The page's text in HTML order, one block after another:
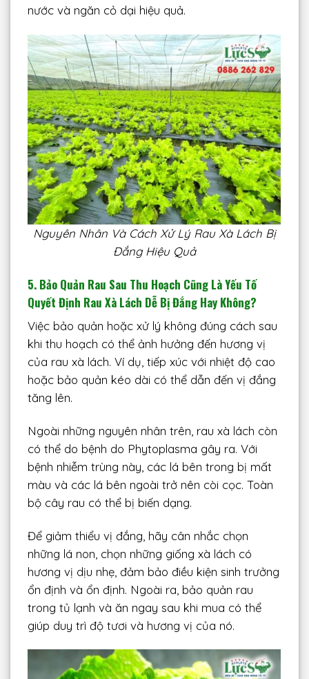
nước và ngăn cỏ dại hiệu quả.
Nguyên Nhân Và Cách Xử Lý Rau Xà Lách Bị
Đắng Hiệu Quả
5. Bảo Quản Rau Sau Thu Hoạch Cũng Là Yếu Tố
Quyết Định Rau Xà Lách Dễ Bị Đắng Hay Không?
Việc bảo quản hoặc xử lý không đúng cách sau
khi thu hoạch có thể ảnh hưởng đến hương vị
của rau xà lách. Ví dụ, tiếp xúc với nhiệt độ cao
hoặc bảo quản kéo dài có thể dẫn đến vị đắng
tăng lên.
Ngoài những nguyên nhân trên, rau xà lách còn
có thể do bệnh do Phytoplasma gây ra. Với
bệnh nhiễm trùng này, các lá bên trong bị mất
màu và các lá bên ngoài trở nên còi cọc. Toàn
bộ cây rau có thể bị biến dạng.
Để giảm thiểu vị đắng, hãy cân nhắc chọn
những lá non, chọn những giống xà lách có
hương vị dịu nhẹ, đảm bảo điều kiện sinh trưởng
ổn định và ổn định. Ngoài ra, bảo quản rau
trong tủ lạnh và ăn ngay sau khi mua có thể
giúp duy trì độ tươi và hương vị của nó.